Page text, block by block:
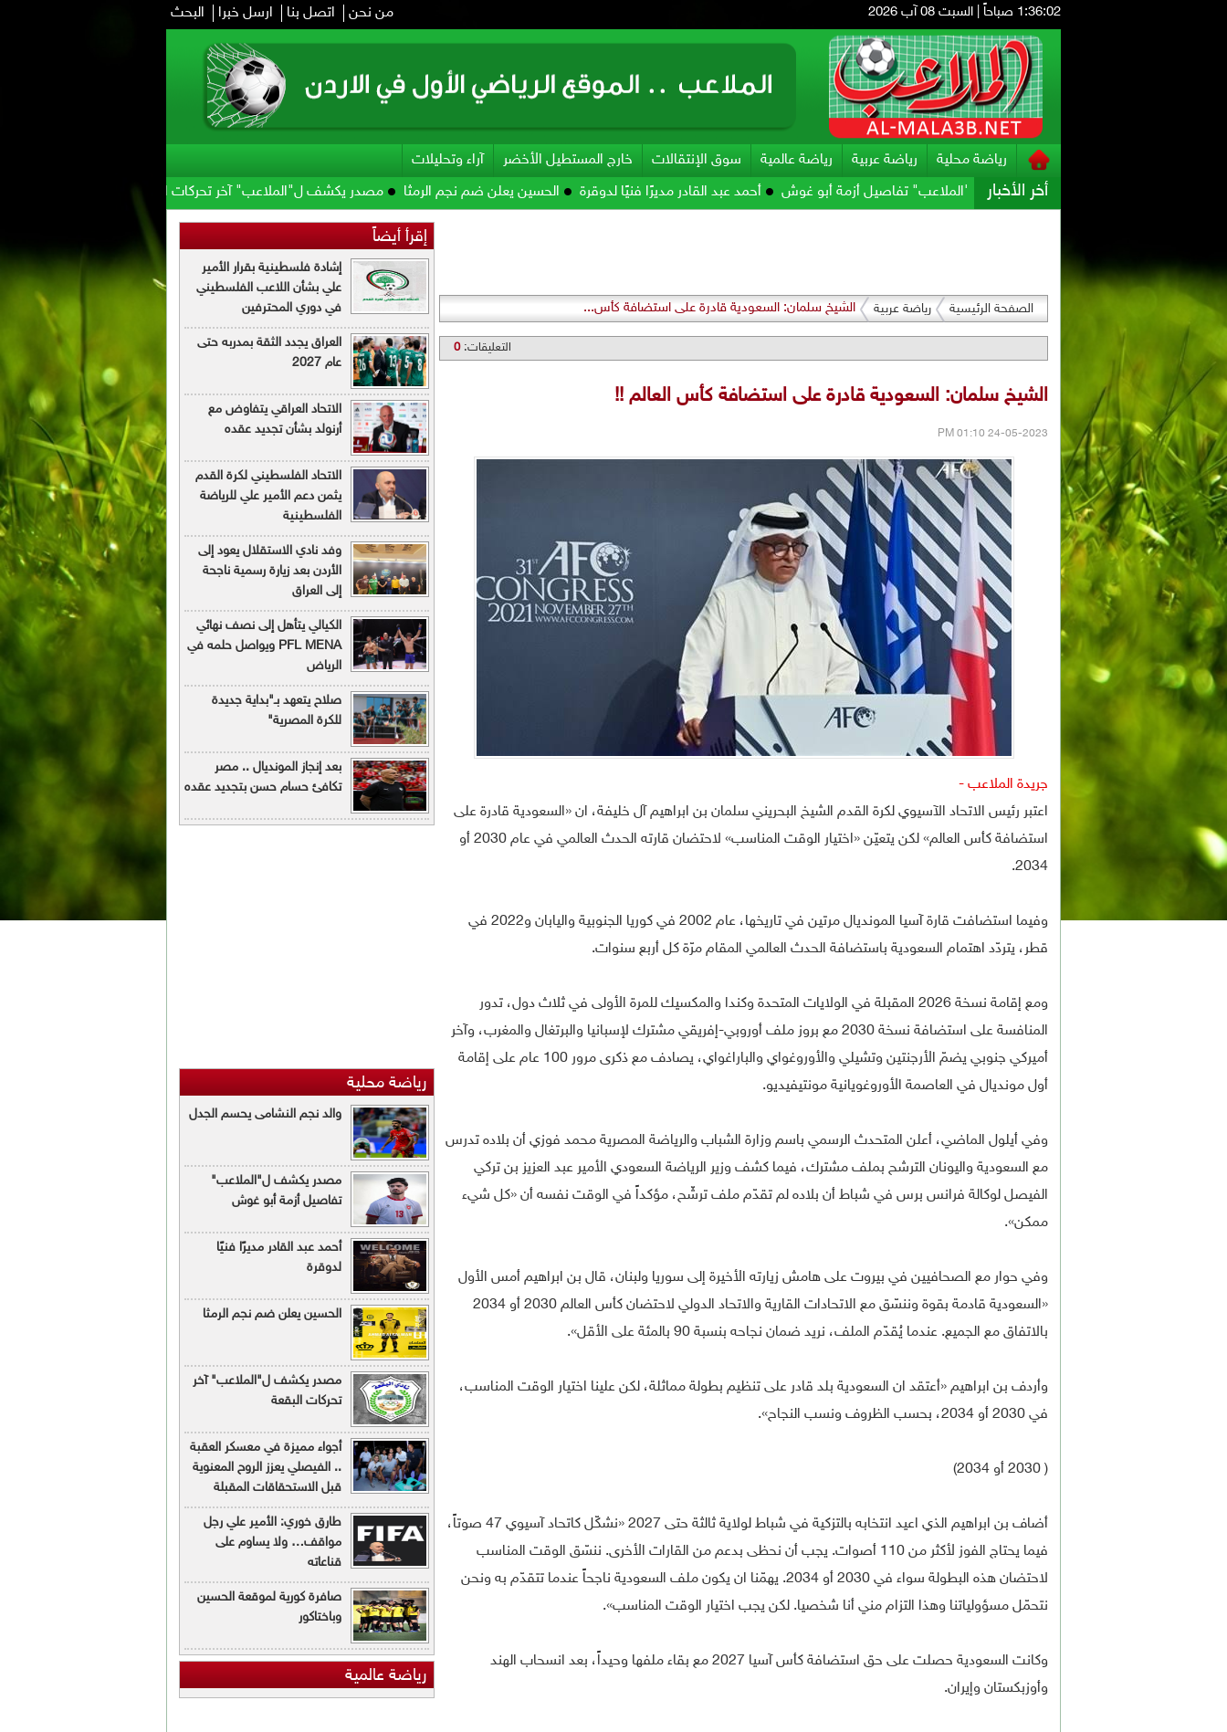
1:36:03 صباحاً السبت 08 آب 2026 من نحن اتصل بنا ارسل خبرا البحث
رياضة محلية رياضة عربية رياضة عالمية سوق الإنتقالات خارج المستطيل الأخضر آراء وتحليلات
أخر الأخبار
مصدر يكشف ل"الملاعب" تفاصيل أزمة أبو غوش أحمد عبد القادر مديرًا فنيًا لدوقرة الحسين يعلن ضم نجم الرمثا مصدر يكشف ل"الملاعب" آخر تحركات البقعة أجواء مميزة في معسكر العقبة ..
الصفحة الرئيسية رياضة عربية الشيخ سلمان: السعودية قادرة على استضافة كأس...
التعليقات:0
الشيخ سلمان: السعودية قادرة على استضافة كأس العالم !!
24-05-2023 01:10 PM
جريدة الملاعب -
اعتبر رئيس الاتحاد الآسيوي لكرة القدم الشيخ البحريني سلمان بن ابراهيم آل خليفة، ان «السعودية قادرة على
استضافة كأس العالم» لكن يتعيّن «اختيار الوقت المناسب» لاحتضان قارته الحدث العالمي في عام 2030 أو
2034.
وفيما استضافت قارة آسيا المونديال مرتين في تاريخها، عام 2002 في كوريا الجنوبية واليابان و2022 في
قطر، يتردّد اهتمام السعودية باستضافة الحدث العالمي المقام مرّة كل أربع سنوات.
ومع إقامة نسخة 2026 المقبلة في الولايات المتحدة وكندا والمكسيك للمرة الأولى في ثلاث دول، تدور
المنافسة على استضافة نسخة 2030 مع بروز ملف أوروبي-إفريقي مشترك لإسبانيا والبرتغال والمغرب، وآخر
أميركي جنوبي يضمّ الأرجنتين وتشيلي والأوروغواي والباراغواي، يصادف مع ذكرى مرور 100 عام على إقامة
أول مونديال في العاصمة الأوروغويانية مونتيفيديو.
وفي أيلول الماضي، أعلن المتحدث الرسمي باسم وزارة الشباب والرياضة المصرية محمد فوزي أن بلاده تدرس
مع السعودية واليونان الترشح بملف مشترك، فيما كشف وزير الرياضة السعودي الأمير عبد العزيز بن تركي
الفيصل لوكالة فرانس برس في شباط أن بلاده لم تقدّم ملف ترشّح، مؤكداً في الوقت نفسه أن «كل شيء
ممكن».
وفي حوار مع الصحافيين في بيروت على هامش زيارته الأخيرة إلى سوريا ولبنان، قال بن ابراهيم أمس الأول
«السعودية قادمة بقوة وننسّق مع الاتحادات القارية والاتحاد الدولي لاحتضان كأس العالم 2030 أو 2034
بالاتفاق مع الجميع. عندما يُقدّم الملف، نريد ضمان نجاحه بنسبة 90 بالمئة على الأقل».
وأردف بن ابراهيم «أعتقد ان السعودية بلد قادر على تنظيم بطولة مماثلة، لكن علينا اختيار الوقت المناسب،
في 2030 أو 2034، بحسب الظروف ونسب النجاح».
( 2030 أو 2034)
أضاف بن ابراهيم الذي اعيد انتخابه بالتزكية في شباط لولاية ثالثة حتى 2027 «نشكّل كاتحاد آسيوي 47 صوتاً،
فيما يحتاج الفوز لأكثر من 110 أصوات. يجب أن نحظى بدعم من القارات الأخرى. ننسّق الوقت المناسب
لاحتضان هذه البطولة سواء في 2030 أو 2034. يهمّنا ان يكون ملف السعودية ناجحاً عندما تتقدّم به ونحن
نتحمّل مسؤولياتنا وهذا التزام مني أنا شخصيا. لكن يجب اختيار الوقت المناسب».
وكانت السعودية حصلت على حق استضافة كأس آسيا 2027 مع بقاء ملفها وحيداً، بعد انسحاب الهند
وأوزبكستان وإيران.
إقرأ أيضاً
إشادة فلسطينية بقرار الأمير
علي بشأن اللاعب الفلسطيني
في دوري المحترفين
العراق يجدد الثقة بمدربه حتى
عام 2027
الاتحاد العراقي يتفاوض مع
أرنولد بشأن تجديد عقده
الاتحاد الفلسطيني لكرة القدم
يثمن دعم الأمير علي للرياضة
الفلسطينية
وفد نادي الاستقلال يعود إلى
الأردن بعد زيارة رسمية ناجحة
إلى العراق
الكيالي يتأهل إلى نصف نهائي
PFL MENA ويواصل حلمه في
الرياض
صلاح يتعهد بـ"بداية جديدة
للكرة المصرية"
بعد إنجاز المونديال .. مصر
تكافئ حسام حسن بتجديد عقده
رياضة محلية
والد نجم النشامى يحسم الجدل
مصدر يكشف ل"الملاعب"
تفاصيل أزمة أبو غوش
أحمد عبد القادر مديرًا فنيًا
لدوقرة
الحسين يعلن ضم نجم الرمثا
مصدر يكشف ل"الملاعب" آخر
تحركات البقعة
أجواء مميزة في معسكر العقبة
.. الفيصلي يعزز الروح المعنوية
قبل الاستحقاقات المقبلة
طارق خوري: الأمير علي رجل
مواقف… ولا يساوم على
قناعاته
صافرة كورية لموقعة الحسين
وباختاكور
رياضة عالمية